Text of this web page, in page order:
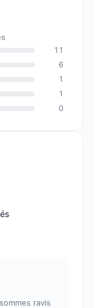
: 8,8 sur
11
6
1
1
0
ravis